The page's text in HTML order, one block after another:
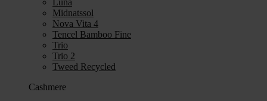
Luna
Midnatssol
Nova Vita 4
Tencel Bamboo Fine
Trio
Trio 2
Tweed Recycled
Cashmere